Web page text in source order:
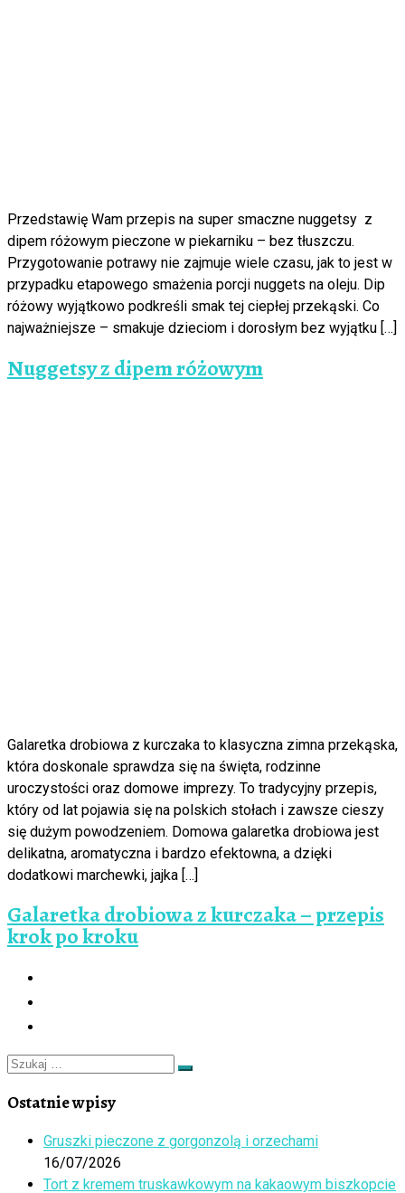
Przedstawię Wam przepis na super smaczne nuggetsy z
dipem różowym pieczone w piekarniku – bez tłuszczu.
Przygotowanie potrawy nie zajmuje wiele czasu, jak to jest w
przypadku etapowego smażenia porcji nuggets na oleju. Dip
różowy wyjątkowo podkreśli smak tej ciepłej przekąski. Co
najważniejsze – smakuje dzieciom i dorosłym bez wyjątku […]
Nuggetsy z dipem różowym
Galaretka drobiowa z kurczaka to klasyczna zimna przekąska,
która doskonale sprawdza się na święta, rodzinne
uroczystości oraz domowe imprezy. To tradycyjny przepis,
który od lat pojawia się na polskich stołach i zawsze cieszy
się dużym powodzeniem. Domowa galaretka drobiowa jest
delikatna, aromatyczna i bardzo efektowna, a dzięki
dodatkowi marchewki, jajka […]
Galaretka drobiowa z kurczaka – przepis
krok po kroku
Szukaj
Szukaj
Ostatnie wpisy
Gruszki pieczone z gorgonzolą i orzechami
16/07/2026
Tort z kremem truskawkowym na kakaowym biszkopcie